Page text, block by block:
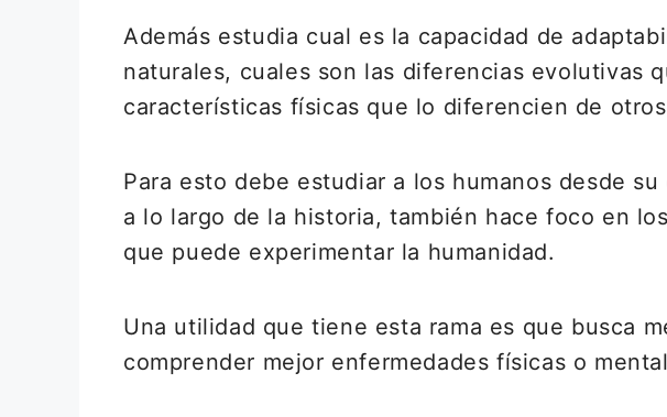
Además estudia cual es la capacidad de
naturales, cuales son las diferencias evolutivas
características físicas que lo diferencien de
Para esto debe estudiar a los humanos desde
a lo largo de la historia, también hace foco en
que puede experimentar la humanidad.
Una utilidad que tiene esta rama es que busca
comprender mejor enfermedades físicas o